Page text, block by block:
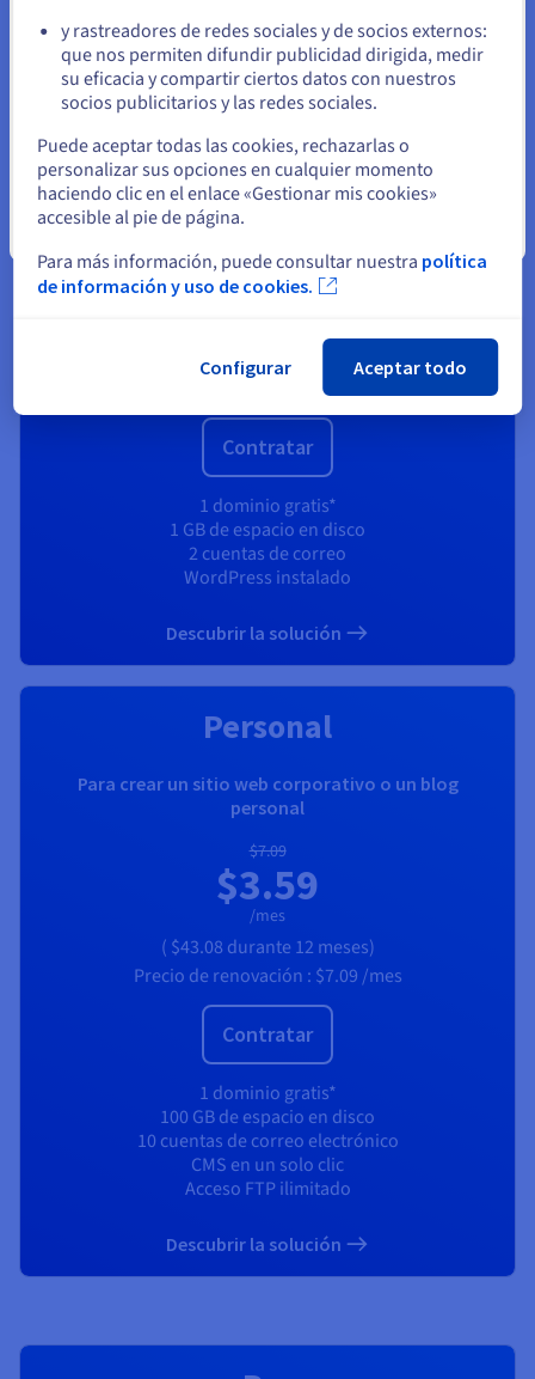
SSL incluido para una eficacia y una seguridad óptimas.
Starter
Para iniciarte con éxito en el desarrollo de sitios web
$3.09
$1.89
$22.68durante 12 meses)
$3.09
Contratar
1 dominio gratis*
1 GB de espacio en disco
2 cuentas de correo
WordPress instalado
Descubrir la solución
Personal
Para crear un sitio web corporativo o un blog
personal
$7.09
$3.59
/mes
( $43.08 durante 12 meses)
Precio de renovación : $7.09 /mes
Contratar
1 dominio gratis*
100 GB de espacio en disco
10 cuentas de correo electrónico
CMS en un solo clic
Acceso FTP ilimitado
Descubrir la solución
Permanezca en el sitio web actual
y rastreadores de redes sociales y de socios externos:
que nos permiten difundir publicidad dirigida, medir
su eficacia y compartir ciertos datos con nuestros
socios publicitarios y las redes sociales.
Puede aceptar todas las cookies, rechazarlas o
personalizar sus opciones en cualquier momento
haciendo clic en el enlace «Gestionar mis cookies»
accesible al pie de página.
Para más información, puede consultar nuestra política
de información y uso de cookies.
Configurar Aceptar todo